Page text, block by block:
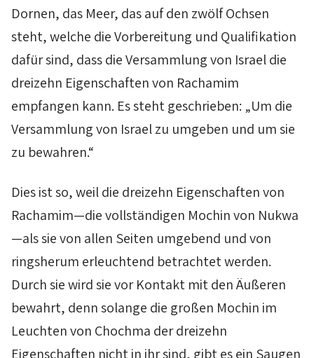
Dornen, das Meer, das auf den zwölf Ochsen
steht, welche die Vorbereitung und Qualifikation
dafür sind, dass die Versammlung von Israel die
dreizehn Eigenschaften von Rachamim
empfangen kann. Es steht geschrieben: „Um die
Versammlung von Israel zu umgeben und um sie
zu bewahren.“
Dies ist so, weil die dreizehn Eigenschaften von
Rachamim—die vollständigen Mochinvon Nukwa
—als sie von allen Seiten umgebend und von
ringsherum erleuchtend betrachtet werden.
Durch sie wird sie vor Kontakt mit den Äußeren
bewahrt, denn solange die großen Mochin im
Leuchten von Chochma der dreizehn
Eigenschaften nicht in ihr sind, gibt es ein Saugen